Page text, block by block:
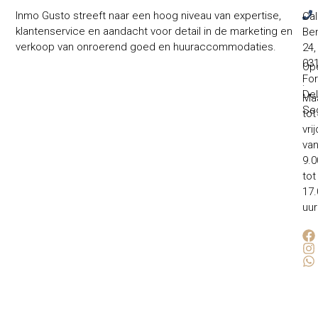
Inmo Gusto streeft naar een hoog niveau van expertise,
klantenservice en aandacht voor detail in de marketing en
verkoop van onroerend goed en huuraccommodaties.
:
tot
van
tot
uur
24,
Del